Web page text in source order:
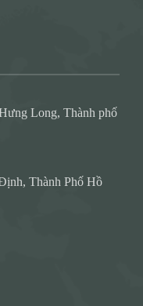
Long, Thành phố
Thành Phố Hồ